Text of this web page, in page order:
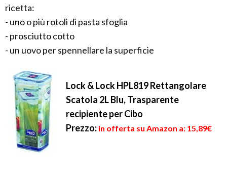
ricetta:
- uno o più rotoli di pasta sfoglia
- prosciutto cotto
- un uovo per spennellare la superficie
Lock & Lock HPL819 Rettangolare
Scatola 2L Blu, Trasparente
recipiente per Cibo
Prezzo: in offerta su Amazon a: 15,89€